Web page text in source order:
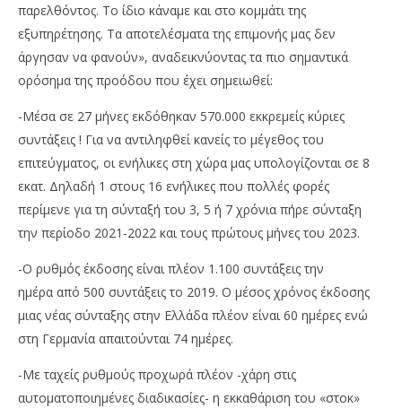
παρελθόντος. Το ίδιο κάναμε και στο κομμάτι της
εξυπηρέτησης. Τα αποτελέσματα της επιμονής μας δεν
άργησαν να φανούν», αναδεικνύοντας τα πιο σημαντικά
ορόσημα της προόδου που έχει σημειωθεί:
-Μέσα σε 27 μήνες εκδόθηκαν 570.000 εκκρεμείς κύριες
συντάξεις ! Για να αντιληφθεί κανείς το μέγεθος του
επιτεύγματος, οι ενήλικες στη χώρα μας υπολογίζονται σε 8
εκατ. Δηλαδή 1 στους 16 ενήλικες που πολλές φορές
περίμενε για τη σύνταξή του 3, 5 ή 7 χρόνια πήρε σύνταξη
την περίοδο 2021-2022 και τους πρώτους μήνες του 2023.
-Ο ρυθμός έκδοσης είναι πλέον 1.100 συντάξεις την
ημέρα από 500 συντάξεις το 2019. Ο μέσος χρόνος έκδοσης
μιας νέας σύνταξης στην Ελλάδα πλέον είναι 60 ημέρες ενώ
στη Γερμανία απαιτούνται 74 ημέρες.
-Με ταχείς ρυθμούς προχωρά πλέον -χάρη στις
αυτοματοποιημένες διαδικασίες- η εκκαθάριση του «στοκ»